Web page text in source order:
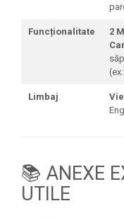
Funcționalitate
2
Limbaj
📚 ANEXE
UTILE